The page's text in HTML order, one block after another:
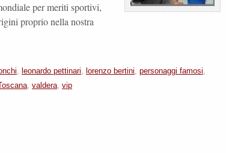
per meriti sportivi,
proprio nella nostra
, leonardo pettinari, lorenzo bertini, personaggi famosi,
, valdera, vip